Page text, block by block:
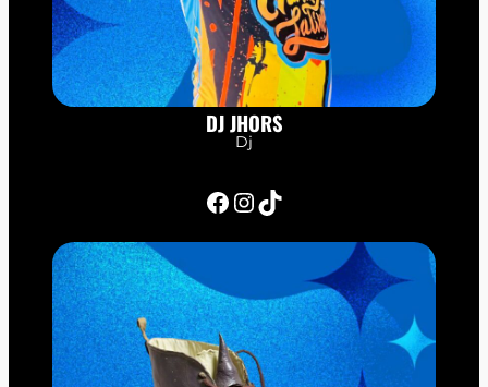
DJ JHORS
Dj
Facebook InstagramTikTok